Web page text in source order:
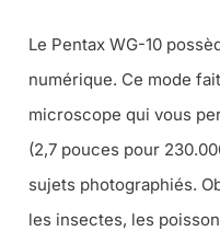
Le Pentax WG-10
numérique. Ce mode
microscope qui vous
(2,7 pouces pour
sujets photographiés.
les insectes, les